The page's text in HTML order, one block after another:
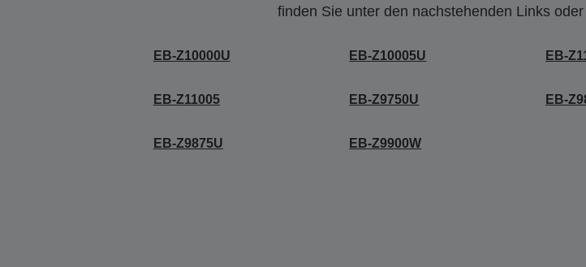
finden Sie unter den nachstehenden Links
EB-Z10000U EB-Z10005U EB-
EB-Z11005 EB-Z9750U EB-
EB-Z9875U EB-Z9900W